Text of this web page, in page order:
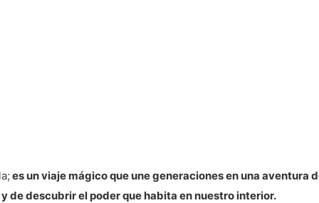
es un viaje mágico que une generaciones en una aventura
de descubrir el poder que habita en nuestro interior.